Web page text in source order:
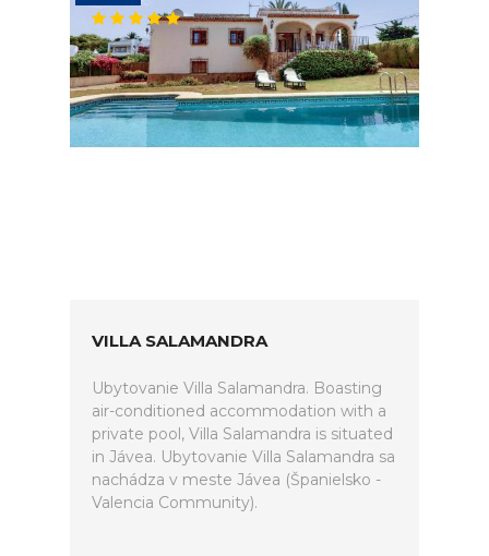
VILLA SALAMANDRA
Ubytovanie Villa Salamandra. Boasting
air-conditioned accommodation with a
private pool, Villa Salamandra is situated
in Jávea. Ubytovanie Villa Salamandra sa
nachádza v meste Jávea (Španielsko -
Valencia Community).